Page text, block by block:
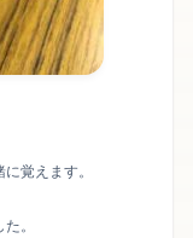
覚えます。
。